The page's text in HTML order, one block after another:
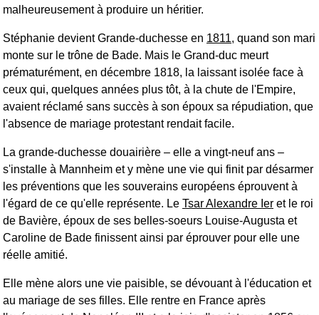
malheureusement à produire un héritier.
Stéphanie devient Grande-duchesse en 1811, quand son mari
monte sur le trône de Bade. Mais le Grand-duc meurt
prématurément, en décembre 1818, la laissant isolée face à
ceux qui, quelques années plus tôt, à la chute de l'Empire,
avaient réclamé sans succès à son époux sa répudiation, que
l'absence de mariage protestant rendait facile.
La grande-duchesse douairière ‒ elle a vingt-neuf ans ‒
s'installe à Mannheim et y mène une vie qui finit par désarmer
les préventions que les souverains européens éprouvent à
l'égard de ce qu'elle représente. Le Tsar Alexandre Ier et le roi
de Bavière, époux de ses belles-soeurs Louise-Augusta et
Caroline de Bade finissent ainsi par éprouver pour elle une
réelle amitié.
Elle mène alors une vie paisible, se dévouant à l'éducation et
au mariage de ses filles. Elle rentre en France après